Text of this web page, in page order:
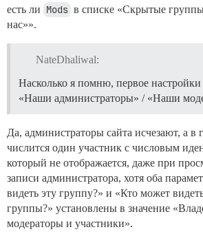
есть ли Mods в списке «Скрытые
нас»».
NateDhaliwal:
Насколько я помню, первое настройки
«Наши администраторы» / «Наши
Да, администраторы сайта исчезают, а в
числится один участник с числовым
который не отображается, даже при
записи администратора, хотя оба
видеть эту группу?» и «Кто может
группы?» установлены в значение
модераторы и участники».